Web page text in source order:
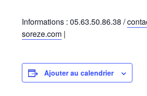
Informations : 05.63.50.86.38 /
soreze.com|
Ajouter au calendrier